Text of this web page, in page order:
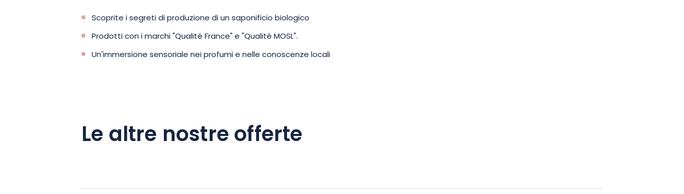
Scoprite i segreti di produzione di un saponificio biologico
Prodotti con i marchi "Qualité France" e "Qualité MOSL".
Un'immersione sensoriale nei profumi e nelle conoscenze locali
Le altre nostre offerte